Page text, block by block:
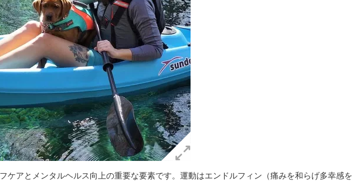
ケアとメンタルヘルス向上の重要な要素です。運動はエンドルフィン（痛みを和らげ多幸感を